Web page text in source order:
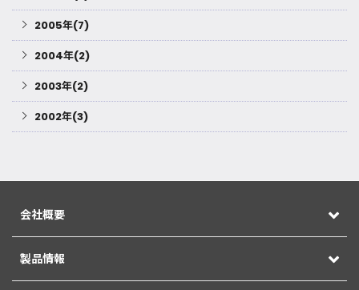
2005年(7)
2004年(2)
2003年(2)
2002年(3)
会社概要
製品情報